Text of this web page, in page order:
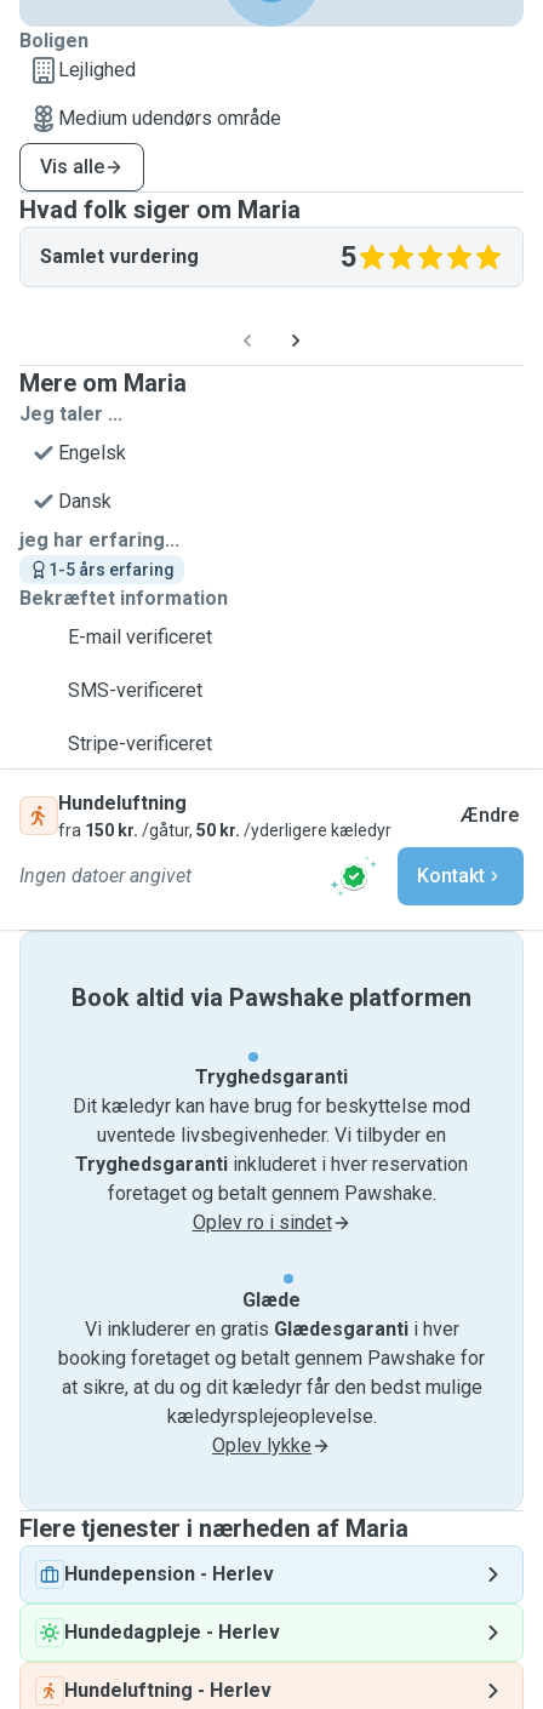
Boligen
Lejlighed
Medium udendørs område
Vis alle
Hvad folk siger om Maria
Samlet vurdering 5
Mere om Maria
Jeg taler ...
Engelsk
Dansk
jeg har erfaring...
1-5 års erfaring
Bekræftet information
E-mail verificeret
SMS-verificeret
Stripe-verificeret
Hundeluftning
fra 150 kr. /gåtur, 50 kr. /yderligere kæledyr
Ændre
Ingen datoer angivet Kontakt
Book altid via Pawshake platformen
Tryghedsgaranti
Dit kæledyr kan have brug for beskyttelse mod
uventede livsbegivenheder. Vi tilbyder en
Tryghedsgaranti inkluderet i hver reservation
foretaget og betalt gennem Pawshake.
Oplev ro i sindet
Glæde
Vi inkluderer en gratis Glædesgarantii hver
booking foretaget og betalt gennem Pawshake for
at sikre, at du og dit kæledyr får den bedst mulige
kæledyrsplejeoplevelse.
Oplev lykke
Flere tjenester i nærheden af ​​Maria
Hundepension - Herlev
Hundedagpleje - Herlev
Hundeluftning - Herlev